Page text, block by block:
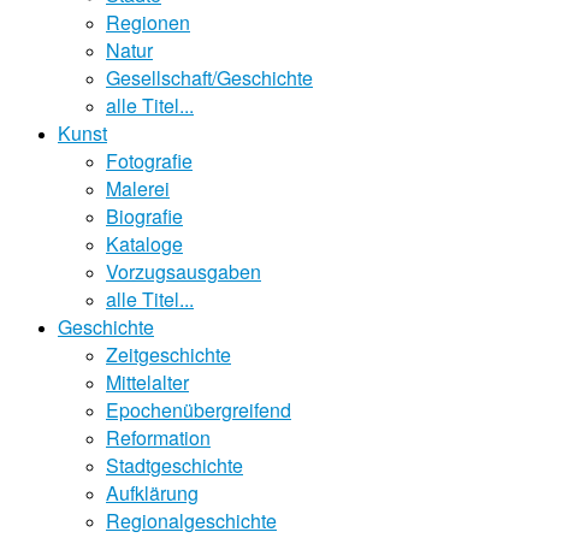
Regionen
Natur
Gesellschaft/Geschichte
alle Titel...
Kunst
Fotografie
Malerei
Biografie
Kataloge
Vorzugsausgaben
alle Titel...
Geschichte
Zeitgeschichte
Mittelalter
Epochenübergreifend
Reformation
Stadtgeschichte
Aufklärung
Regionalgeschichte